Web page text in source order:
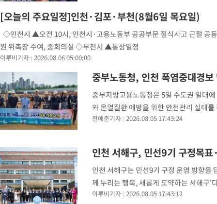
-5680초 전 > [속보]코스피, 6200선 약보합…0.60% 내린 6258.77에 마쳐
-5660초 전 >[속보]원·달러 환율, 7.7원 내린 1416.1원 마감
-5549초 전 >[속보] 노원서 40.1도 관측…서울, 2018년 이후 첫 40도
-2639초 전 >[속보]종합특검, '계엄 수용공간 확보' 신용해 前교정본부장 기
-1512초 전 >
외신들도 주목한 韓축구 파문…"국민적 공분에 수사 재개"
-1483초 전 >11시간 압수수색에 성접대 파문까지…'쑥대밭' 된 축구협회
-505초 전 >[속보]규제합리화위원회 부위원장에 김태유 서울대 공대 교수…
태 후임
-30577초 전 >이강인, 폭염 속 AT마드리드 첫 훈련…80명 식사 대접까지(종
-27716초 전 >미 사업체 일자리, 7월에 2.3만개 순감하고 그 전 2개월 10.3
↓
-23027초 전 >[속보]이 대통령 "부동산 공급 기존 사고방식 매달리지 말고 과
실천"
-22112초 전 >이란, "오만과 '중앙 단일 루트' 합의…북쪽 인바운드·남쪽 아
운드는 임시"
-13680초 전 >"낮 기온 소폭 하락"…수도권 폭염중대경보, 폭염경보로 하향
-13644초 전 >[속보]이 대통령, '호우피해' 안동·의성 관할 4개 면 특별재난
[오늘의 주요일정]인천·김포·부천(8월6일 목요일)
◇인천시 ▲오전 10시, 인천시·고용노동부 공공부문 질식사고 근절
원 위촉장 수여, 중회의실 ◇부천시 ▲통상일정
이루비기자 2026.08.06 05:00:00
중부노동청, 인천 폭염중대경
중부지방고용노동청은 5일 수도권 일대
와 온열질환 예방을 위한 안전관리 실태
계양·서해·검단), 인천 남부(제물포·미
전예준기자 2026.08.05 17:43:24
인천 서해구, 민선9기 구정목
인천 서해구는 민선9기 구정 운영 방향을
께 누리는 행복, 새롭게 도약하는 서해구'
열어가겠다는 의지를 담았다. 구는 또 ▲
이루비기자 2026.08.05 17:43:12